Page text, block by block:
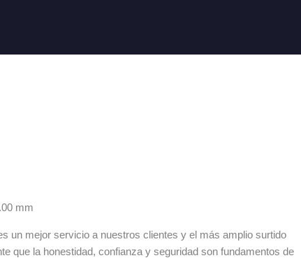
mm
un mejor servicio a nuestros clientes y el más amplio surtido
que la honestidad, confianza y seguridad son fundamentos de